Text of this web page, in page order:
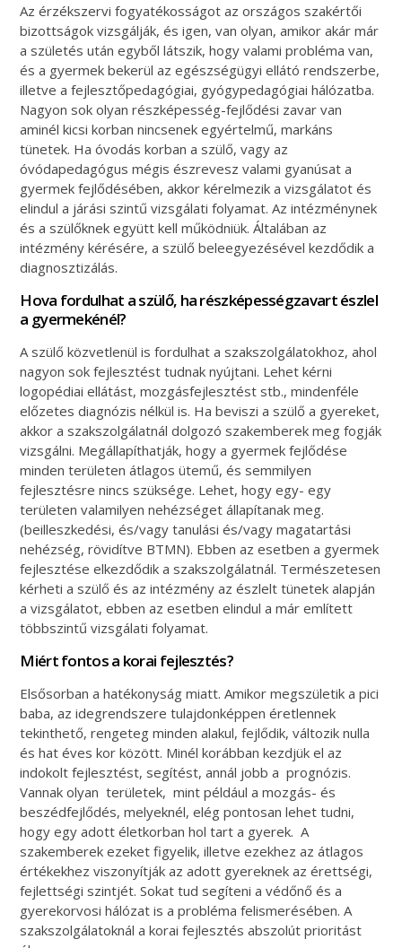
Az érzékszervi fogyatékosságot az országos szakértői
bizottságok vizsgálják, és igen, van olyan, amikor akár már
a születés után egyből látszik, hogy valami probléma van,
és a gyermek bekerül az egészségügyi ellátó rendszerbe,
illetve a fejlesztőpedagógiai, gyógypedagógiai hálózatba.
Nagyon sok olyan részképesség-fejlődési zavar van
aminél kicsi korban nincsenek egyértelmű, markáns
tünetek. Ha óvodás korban a szülő, vagy az
óvódapedagógus mégis észrevesz valami gyanúsat a
gyermek fejlődésében, akkor kérelmezik a vizsgálatot és
elindul a járási szintű vizsgálati folyamat. Az intézménynek
és a szülőknek együtt kell működniük. Általában az
intézmény kérésére, a szülő beleegyezésével kezdődik a
diagnosztizálás.
Hova fordulhat a szülő, ha részképességzavart észlel
a gyermekénél?
A szülő közvetlenül is fordulhat a szakszolgálatokhoz, ahol
nagyon sok fejlesztést tudnak nyújtani. Lehet kérni
logopédiai ellátást, mozgásfejlesztést stb., mindenféle
előzetes diagnózis nélkül is. Ha beviszi a szülő a gyereket,
akkor a szakszolgálatnál dolgozó szakemberek meg fogják
vizsgálni. Megállapíthatják, hogy a gyermek fejlődése
minden területen átlagos ütemű, és semmilyen
fejlesztésre nincs szüksége. Lehet, hogy egy- egy
területen valamilyen nehézséget állapítanak meg.
(beilleszkedési, és/vagy tanulási és/vagy magatartási
nehézség, rövidítve BTMN). Ebben az esetben a gyermek
fejlesztése elkezdődik a szakszolgálatnál. Természetesen
kérheti a szülő és az intézmény az észlelt tünetek alapján
a vizsgálatot, ebben az esetben elindul a már említett
többszintű vizsgálati folyamat.
Miért fontos a korai fejlesztés?
Elsősorban a hatékonyság miatt. Amikor megszületik a pici
baba, az idegrendszere tulajdonképpen éretlennek
tekinthető, rengeteg minden alakul, fejlődik, változik nulla
és hat éves kor között. Minél korábban kezdjük el az
indokolt fejlesztést, segítést, annál jobb a prognózis.
Vannak olyan területek, mint például a mozgás- és
beszédfejlődés, melyeknél, elég pontosan lehet tudni,
hogy egy adott életkorban hol tart a gyerek. A
szakemberek ezeket figyelik, illetve ezekhez az átlagos
értékekhez viszonyítják az adott gyereknek az érettségi,
fejlettségi szintjét. Sokat tud segíteni a védőnő és a
gyerekorvosi hálózat is a probléma felismerésében. A
szakszolgálatoknál a korai fejlesztés abszolút prioritást